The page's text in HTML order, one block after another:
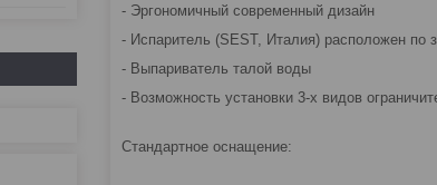
- Эргономичный современный дизайн
- Испаритель (SEST, Италия) расположен по
- Выпариватель талой воды
- Возможность установки 3-х видов
Стандартное оснащение: